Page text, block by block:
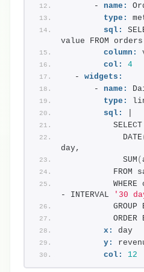
      -
name:
type:
sql:
value FROM orders
column:
col:
4
  -
widgets:
      -
name:
type:
sql:
          SELECT
            DATE
day,
            SUM
(
FROM
WHERE
- INTERVAL
'30
GROUP
ORDER
x:
day
y:
col:
12